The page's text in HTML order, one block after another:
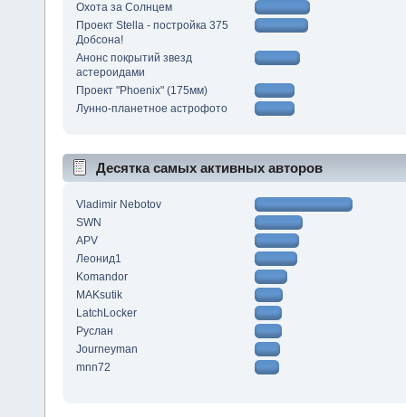
Охота за Солнцем
Проект Stella - постройка 375
Добсона!
Анонс покрытий звезд
астероидами
Проект "Phoenix" (175мм)
Лунно-планетное астрофото
Десятка самых активных авторов
Vladimir Nebotov
SWN
APV
Леонид1
Komandor
MAKsutik
LatchLocker
Руслан
Journeyman
mnn72